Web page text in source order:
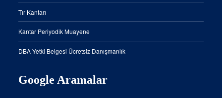
Tır Kantarı
Kantar Periyodik Muayene
DBA Yetki Belgesi Ücretsiz Danışmanlık
Google Aramalar